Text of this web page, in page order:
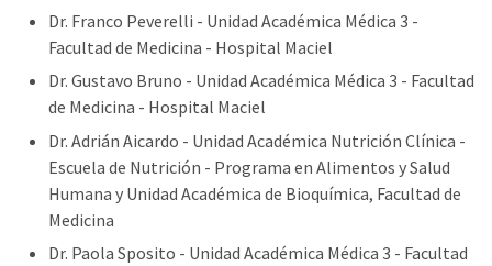
Dr. Franco Peverelli - Unidad Académica Médica 3 -
Facultad de Medicina - Hospital Maciel
Dr. Gustavo Bruno - Unidad Académica Médica 3 - Facultad
de Medicina - Hospital Maciel
Dr. Adrián Aicardo - Unidad Académica Nutrición Clínica -
Escuela de Nutrición - Programa en Alimentos y Salud
Humana y Unidad Académica de Bioquímica, Facultad de
Medicina
Dr. Paola Sposito - Unidad Académica Médica 3 - Facultad